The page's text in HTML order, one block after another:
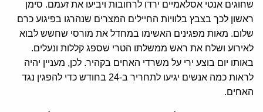
שחוגים אנטי אסלאמיים ירדו לרחובות ויביעו את זעמם. סימן
ראשון לכך בצבץ בלוויות החיילים המצרים שנהרגו בפיגוע כרם
שלום. מאות מפגינים האשימו במחדל את מורסי שחשש לבוא
לאירוע ושלח את ראש ממשלתו הטרי שספג קללות ונעלים.
באותו יום בוצע ירי על משרדי האחים בקהיר. לכן, מעניין יהיה
לראות כמה אנשים יגיעו לתחריר ב-24 בחודש כדי להפגין נגד
האחים.